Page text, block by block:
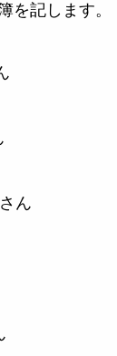
を記します。
ん